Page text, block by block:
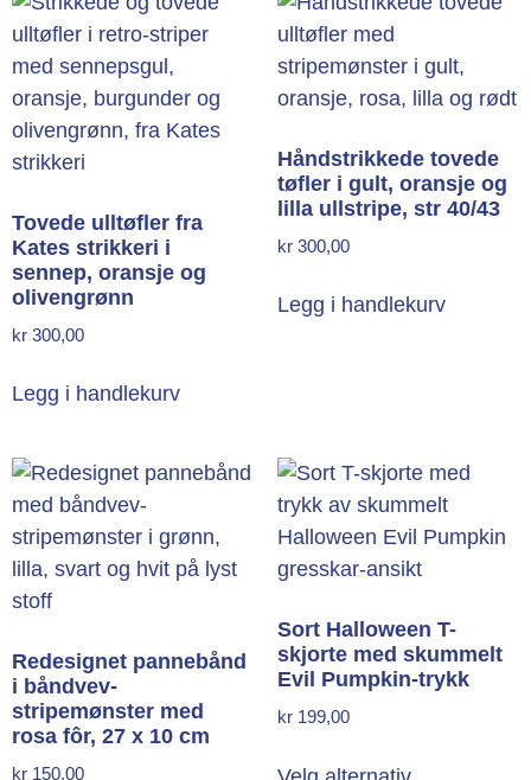
Tovede ulltøfler fra
Kates strikkeri i
sennep, oransje og
olivengrønn
kr 300,00
Legg i handlekurv
Håndstrikkede tovede
tøfler i gult, oransje og
lilla ullstripe, str 40/43
kr 300,00
Legg i handlekurv
Redesignet pannebånd
i båndvev-
stripemønster med
rosa fôr, 27 x 10 cm
kr 150,00
Sort Halloween T-
skjorte med skummelt
Evil Pumpkin-trykk
kr 199,00